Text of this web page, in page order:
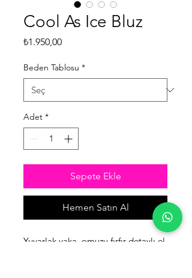
Cool As Ice Bluz
₺1.950,00Fiyat
Beden Tablosu *
Adet *
Sepete Ekle
Hemen Satın Al
Yuvarlak yaka, omuzu fırfır detaylı el